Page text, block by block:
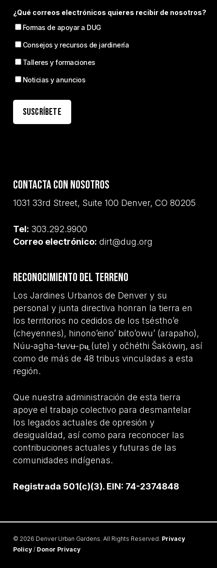
¿Qué correos electrónicos quieres recibir de nosotros?
Formas de apoyar a DUG
Consejos y recursos de jardinería
Talleres y formaciones
Noticias y anuncios
Contacta con nosotros
1031 33rd Street, Suite 100 Denver, CO 80205
Tel: 303.292.9900
Correo electrónico: dirt@dug.org
Reconocimiento del terreno
Los Jardines Urbanos de Denver y su
personal y junta directiva honran la tierra en
los territorios no cedidos de los tséstho’e
(cheyennes), hinono’eino’ biito’owu’ (arapaho),
Núu-agha-tʉvʉ-pʉ̱ (ute) y očhéthi Šakówiŋ, así
como de más de 48 tribus vinculadas a esta
región.
Que nuestra administración de esta tierra
apoye el trabajo colectivo para desmantelar
los legados actuales de opresión y
desigualdad, así como para reconocer las
contribuciones actuales y futuras de las
comunidades indígenas.
Registrada 501(c)(3). EIN: 74-2374848
© 2026 Denver Urban Gardens. All Rights Reserved. Privacy
Policy/ Donor Privacy